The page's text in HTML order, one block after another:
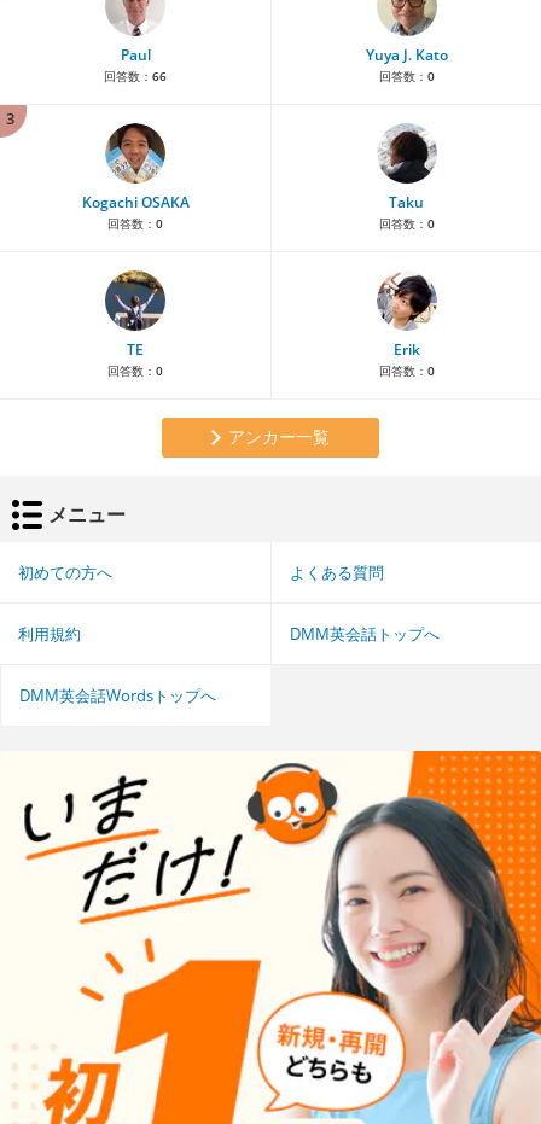
Paul
回答数： 66
Yuya J. Kato
回答数： 0
3
Kogachi OSAKA
回答数： 0
Taku
回答数： 0
TE
回答数： 0
Erik
回答数： 0
アンカー一覧
メニュー
初めての方へ よくある質問
利用規約 DMM英会話トップへ
DMM英会話Wordsトップへ